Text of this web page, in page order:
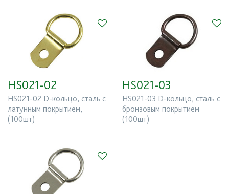
HS021-02
HS021-02 D-кольцо, сталь с
латунным покрытием,
(100шт)
HS021-03
HS021-03 D-кольцо, сталь с
бронзовым покрытием
(100шт)